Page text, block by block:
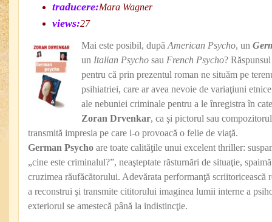
traducere:Mara Wagner
views:27
Mai este posibil, după American Psycho, un
un Italian Psycho sau French Psycho?
pentru că prin prezentul roman ne situăm pe
psihiatriei, care ar avea nevoie de variaţiuni
ale nebuniei criminale pentru a le înregistra în
Zoran Drvenkar, ca şi pictorul sau
transmită impresia pe care i-o provoacă o felie de viaţă.
German Psycho are toate calităţile unui excelent thriller:
„cine este criminalul?”, neaşteptate răsturnări de situaţie,
cruzimea răufăcătorului. Adevărata performanţă scriitoricească
a reconstrui şi transmite cititorului imaginea lumii interne a
exteriorul se amestecă până la indistincţie.